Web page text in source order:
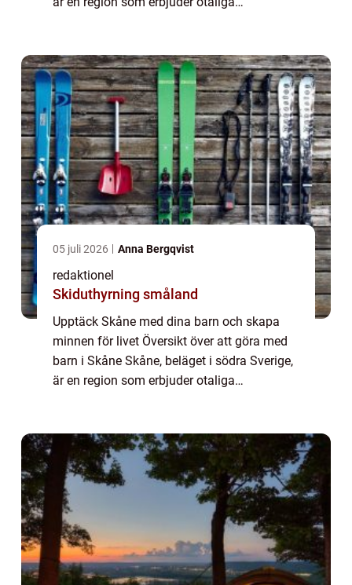
tillsammans med...
05 juli 2026 Anna Bergqvist
redaktionel
Skiduthyrning småland
Upptäck Skåne med dina barn och skapa
minnen för livet Översikt över att göra med
barn i Skåne Skåne, beläget i södra Sverige,
är en region som erbjuder otaliga
tillsammans med...